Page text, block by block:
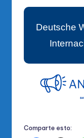
Deutsche
Comparte esto: